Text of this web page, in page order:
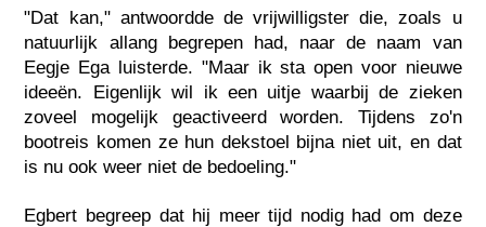
"Dat kan," antwoordde de vrijwilligster die, zoals u
natuurlijk allang begrepen had, naar de naam van
Eegje Ega luisterde. "Maar ik sta open voor nieuwe
ideeën. Eigenlijk wil ik een uitje waarbij de zieken
zoveel mogelijk geactiveerd worden. Tijdens zo'n
bootreis komen ze hun dekstoel bijna niet uit, en dat
is nu ook weer niet de bedoeling."
Egbert begreep dat hij meer tijd nodig had om deze